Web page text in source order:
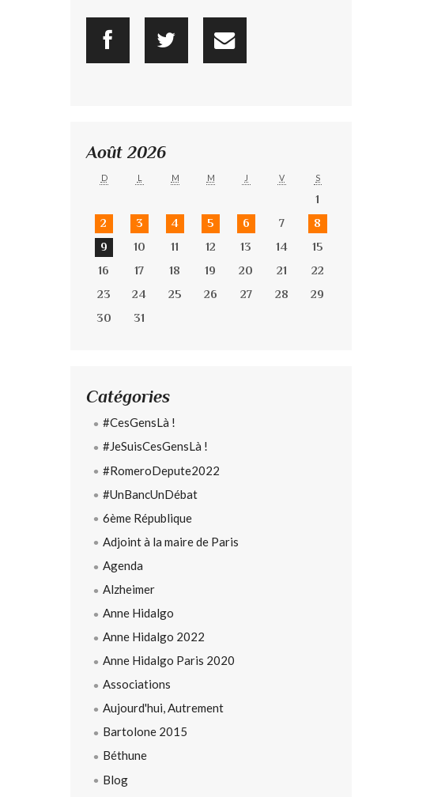
Août 2026
D L M M J V S
1
2
3 4 5 6 7
8
9
10 11 12 13 14
15
16
17 18 19 20 21
22
23
24 25 26 27 28
29
30
31
Catégories
#CesGensLà !
#JeSuisCesGensLà !
#RomeroDepute2022
#UnBancUnDébat
6ème République
Adjoint à la maire de Paris
Agenda
Alzheimer
Anne Hidalgo
Anne Hidalgo 2022
Anne Hidalgo Paris 2020
Associations
Aujourd'hui, Autrement
Bartolone 2015
Béthune
Blog